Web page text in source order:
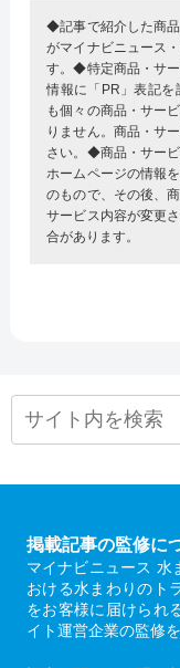
◆記事で紹介した商
がマイナビニュース
す。◆特定商品・サ
情報に「PR」表記
も個々の商品・サー
りません。商品・サ
さい。◆商品・サー
ホームページの情報
のもので、その後、
サービス内容が変更
合があります。
掲載記事の監修に
マイナビニュース 水
おける水まわりのト
をお客様に届けられ
イト運営企業の監修